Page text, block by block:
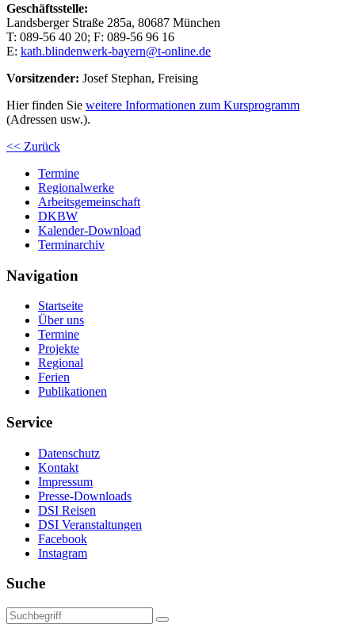
Geschäftsstelle:
Landsberger Straße 285a, 80687 München
T: 089-56 40 20; F: 089-56 96 16
E: kath.blindenwerk-bayern@t-online.de
Vorsitzender: Josef Stephan, Freising
Hier finden Sie weitere Informationen zum Kursprogramm
(Adressen usw.).
<< Zurück
Termine
Regionalwerke
Arbeitsgemeinschaft
DKBW
Kalender-Download
Terminarchiv
Navigation
Startseite
Über uns
Termine
Projekte
Regional
Ferien
Publikationen
Service
Datenschutz
Kontakt
Impressum
Presse-Downloads
DSI Reisen
DSI Veranstaltungen
Facebook
Instagram
Suche